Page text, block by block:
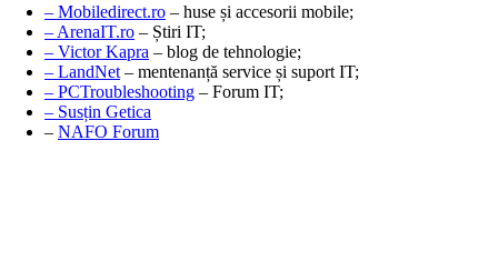
– Mobiledirect.ro – huse și accesorii mobile;
– ArenaIT.ro – Știri IT;
– Victor Kapra – blog de tehnologie;
– LandNet – mentenanță service și suport IT;
– PCTroubleshooting – Forum IT;
– Susțin Getica
– NAFO Forum